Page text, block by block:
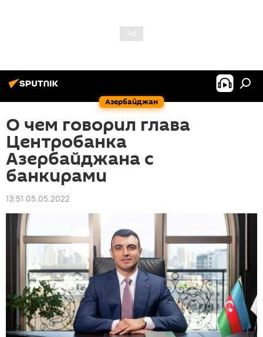
Азербайджан
О чем говорил глава
Центробанка
Азербайджана с
банкирами
13:51 05.05.2022